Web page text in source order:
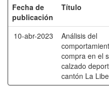
Fecha de
publicación
Título
10-abr-2023
Análisis del
compra en el
calzado
cantón La